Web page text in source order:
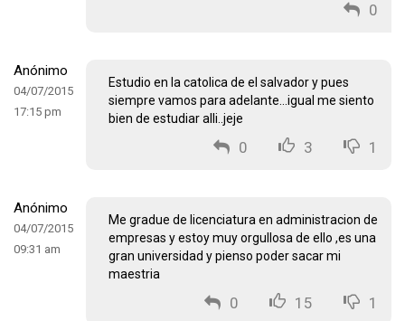
0
Anónimo
04/07/2015
17:15 pm
Estudio en la catolica de el salvador y pues
siempre vamos para adelante...igual me siento
bien de estudiar alli..jeje
0 3 1
Anónimo
04/07/2015
09:31 am
Me gradue de licenciatura en administracion de
empresas y estoy muy orgullosa de ello ,es una
gran universidad y pienso poder sacar mi
maestria
0 15 1